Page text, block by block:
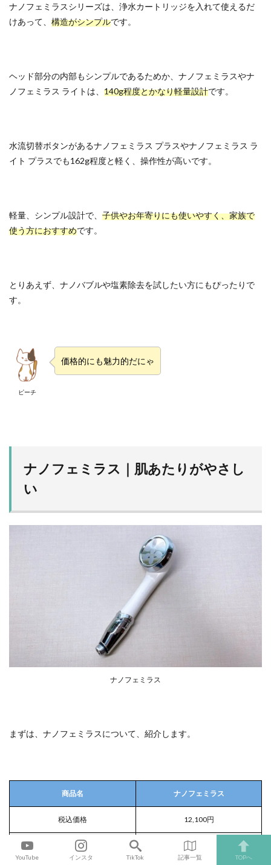
ナノフェミラスシリーズは、浄水カートリッジを入れて使えるだ
けあって、 構造がシンプルです。
ヘッド部分の内部もシンプルであるためか、ナノフェミラスやナ
ノフェミラス ライトは、 140g程度とかなり軽量設計です。
水流切替ボタンがあるナノフェミラス プラスやナノフェミラス ラ
イト プラスでも162g程度と軽く、操作性が高いです。
軽量、シンプル設計で、 子供やお年寄りにも使いやすく、家族で
使う方におすすめです。
とりあえず、ナノバブルや塩素除去を試したい方にもぴったりで
す。
ピーチ
価格的にも魅力的だにゃ
ナノフェミラス｜肌あたりがやさし
い
ナノフェミラス
まずは、ナノフェミラスについて、紹介します。
商品名 ナノフェミラス
税込価格 12,100円
型番 FMRS
YouTube インスタ TikTok 記事一覧 TOPへ